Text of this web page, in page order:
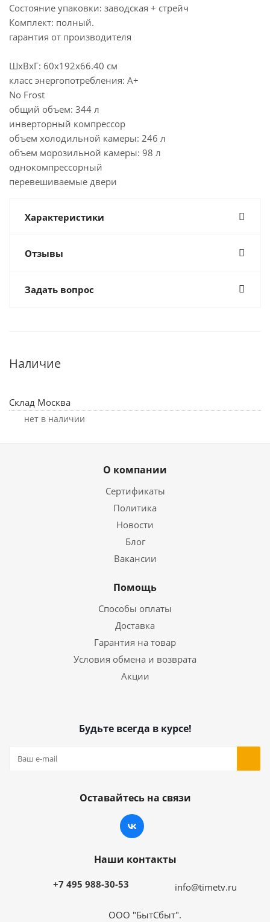
Состояние упаковки: заводская + стрейч
Комплект: полный.
гарантия от производителя
ШхВхГ: 60х192х66.40 см
класс энергопотребления: A+
No Frost
общий объем: 344 л
инверторный компрессор
объем холодильной камеры: 246 л
объем морозильной камеры: 98 л
однокомпрессорный
перевешиваемые двери
Характеристики
Отзывы
Задать вопрос
Наличие
Склад Москва
Нет в наличии
О компании
Сертификаты
Политика
Новости
Блог
Вакансии
Помощь
Способы оплаты
Доставка
Гарантия на товар
Условия обмена и возврата
Акции
Будьте всегда в курсе!
Оставайтесь на связи
Наши контакты
+7 495 988-30-53 info@timetv.ru
ООО "БытСбыт".